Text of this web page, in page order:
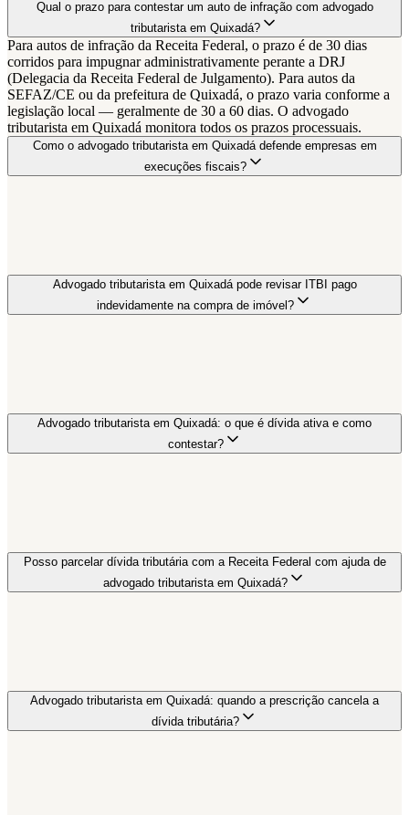
Qual o prazo para contestar um auto de infração com advogado
tributarista em Quixadá?
Para autos de infração da Receita Federal, o prazo é de 30 dias
corridos para impugnar administrativamente perante a DRJ
(Delegacia da Receita Federal de Julgamento). Para autos da
SEFAZ/CE ou da prefeitura de Quixadá, o prazo varia conforme a
legislação local — geralmente de 30 a 60 dias. O advogado
tributarista em Quixadá monitora todos os prazos processuais.
Como o advogado tributarista em Quixadá defende empresas em
execuções fiscais?
Advogado tributarista em Quixadá pode revisar ITBI pago
indevidamente na compra de imóvel?
Advogado tributarista em Quixadá: o que é dívida ativa e como
contestar?
Posso parcelar dívida tributária com a Receita Federal com ajuda de
advogado tributarista em Quixadá?
Advogado tributarista em Quixadá: quando a prescrição cancela a
dívida tributária?